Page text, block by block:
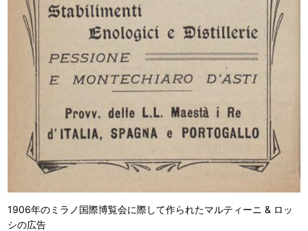
1906年のミラノ国際博覧会に際して作られたマルティーニ & ロッ
シの広告